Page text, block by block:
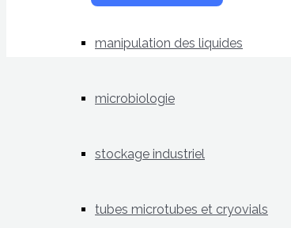
manipulation des liquides
microbiologie
stockage industriel
tubes microtubes et cryovials